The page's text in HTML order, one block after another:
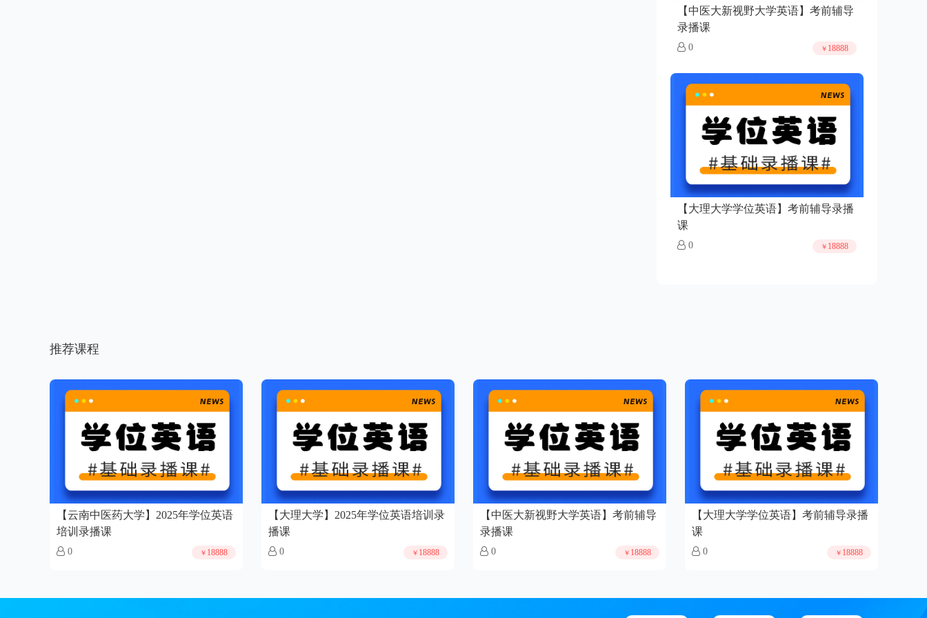
【中医大新视野大学英语】考前辅导
录播课
0 ￥ 18888
【大理大学学位英语】考前辅导录播
课
0 ￥ 18888
推荐课程
【云南中医药大学】2025年学位英语
培训录播课
0 ￥ 18888
【大理大学】2025年学位英语培训录
播课
0 ￥ 18888
【中医大新视野大学英语】考前辅导
录播课
0 ￥ 18888
【大理大学学位英语】考前辅导录播
课
0 ￥ 18888